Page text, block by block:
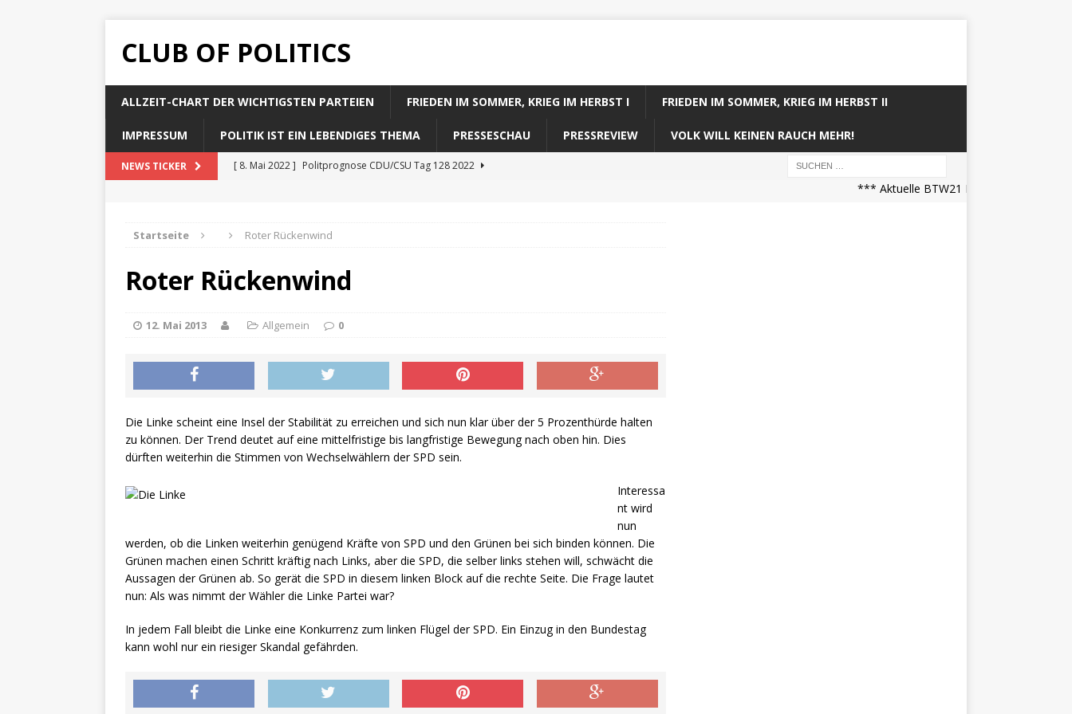
CLUB OF POLITICS
ALLZEIT-CHART DER WICHTIGSTEN PARTEIEN FRIEDEN IM SOMMER, KRIEG IM HERBST I FRIEDEN IM SOMMER, KRIEG IM HERBST II
IMPRESSUM POLITIK IST EIN LEBENDIGES THEMA PRESSESCHAU PRESSREVIEW VOLK WILL KEINEN RAUCH MEHR!
NEWS TICKER [ 8. Mai 2022 ] Politprognose CDU/CSU Tag 128 2022
[ 8. Mai 2022 ] Politprognose Koalitionsrechner Tag 128 2022
*** Aktuelle BTW21 Prognose
Startseite Roter Rückenwind
Roter Rückenwind
12. Mai 2013 Allgemein 0
Die Linke scheint eine Insel der Stabilität zu erreichen und sich nun klar über der 5 Prozenthürde halten
zu können. Der Trend deutet auf eine mittelfristige bis langfristige Bewegung nach oben hin. Dies
dürften weiterhin die Stimmen von Wechselwählern der SPD sein.
Interessa
nt wird
nun
werden, ob die Linken weiterhin genügend Kräfte von SPD und den Grünen bei sich binden können. Die
Grünen machen einen Schritt kräftig nach Links, aber die SPD, die selber links stehen will, schwächt die
Aussagen der Grünen ab. So gerät die SPD in diesem linken Block auf die rechte Seite. Die Frage lautet
nun: Als was nimmt der Wähler die Linke Partei war?
In jedem Fall bleibt die Linke eine Konkurrenz zum linken Flügel der SPD. Ein Einzug in den Bundestag
kann wohl nur ein riesiger Skandal gefährden.